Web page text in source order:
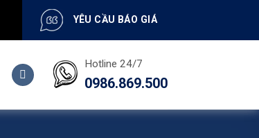
YÊU CẦU BÁO GIÁ
Hotline 24/7
0986.869.500